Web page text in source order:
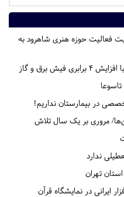
فعالیت حوزه هنری شاهرود به
برق و گاز
در بیمارستان نداریم!
مروری بر یک سال تلاش
ندارد
تهران